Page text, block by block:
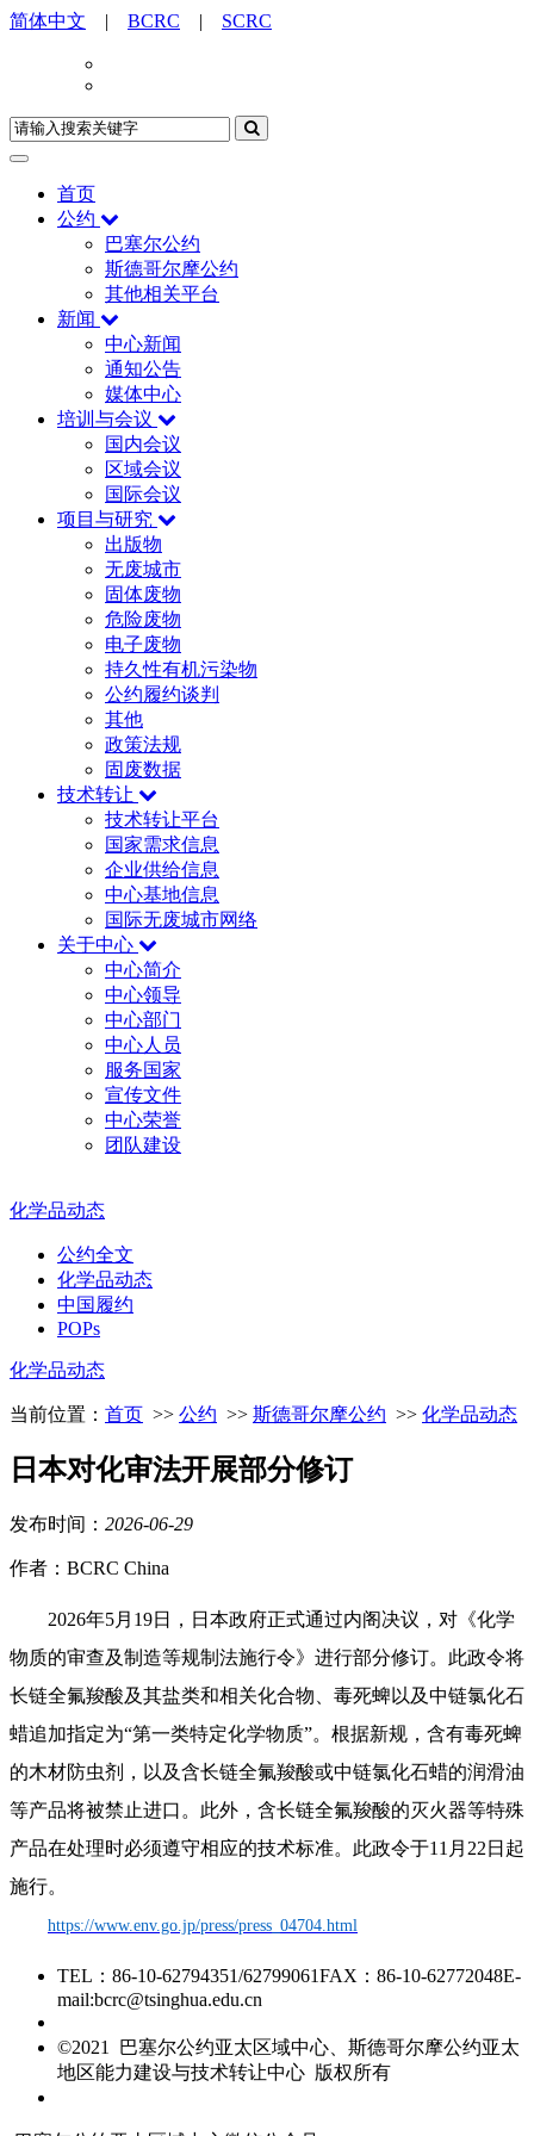
简体中文 | BCRC | SCRC
首页
公约
巴塞尔公约
斯德哥尔摩公约
其他相关平台
新闻
中心新闻
通知公告
媒体中心
培训与会议
国内会议
区域会议
国际会议
项目与研究
出版物
无废城市
固体废物
危险废物
电子废物
持久性有机污染物
公约履约谈判
其他
政策法规
固废数据
技术转让
技术转让平台
国家需求信息
企业供给信息
中心基地信息
国际无废城市网络
关于中心
中心简介
中心领导
中心部门
中心人员
服务国家
宣传文件
中心荣誉
团队建设
化学品动态
公约全文
化学品动态
中国履约
POPs
化学品动态
当前位置： 首页 >> 公约 >> 斯德哥尔摩公约 >> 化学品动态
日本对化审法开展部分修订
发布时间： 2026-06-29
作者：BCRC China
2026年5月19日，日本政府正式通过内阁决议，对《化学
物质的审查及制造等规制法施行令》进行部分修订。此政令将
长链全氟羧酸及其盐类和相关化合物、毒死蜱以及中链氯化石
蜡追加指定为“第一类特定化学物质”。根据新规，含有毒死蜱
的木材防虫剂，以及含长链全氟羧酸或中链氯化石蜡的润滑油
等产品将被禁止进口。此外，含长链全氟羧酸的灭火器等特殊
产品在处理时必须遵守相应的技术标准。此政令于11月22日起
施行。
https://www.env.go.jp/press/press_04704.html
TEL：86-10-62794351/62799061FAX：86-10-62772048E-
mail:bcrc@tsinghua.edu.cn
©2021 巴塞尔公约亚太区域中心、斯德哥尔摩公约亚太
地区能力建设与技术转让中心 版权所有